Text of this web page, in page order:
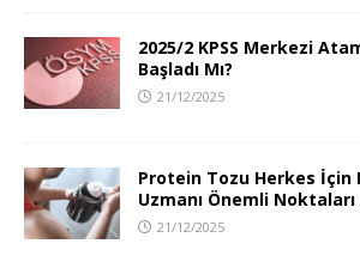
2025/2 KPSS Merkezi
Başladı Mı?
21/12/2025
Protein Tozu Herkes İçin
Uzmanı Önemli
21/12/2025